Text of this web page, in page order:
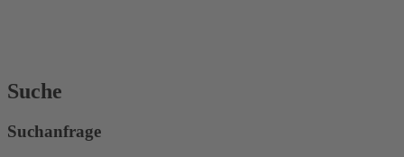
Suche
Suchanfrage